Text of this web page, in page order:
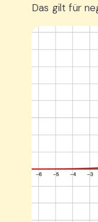
Das gilt für